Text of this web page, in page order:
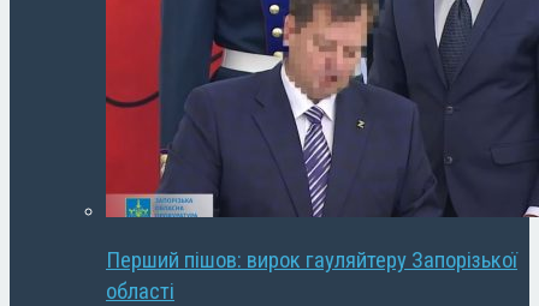
Перший пішов: вирок гауляйтеру Запорізької
області